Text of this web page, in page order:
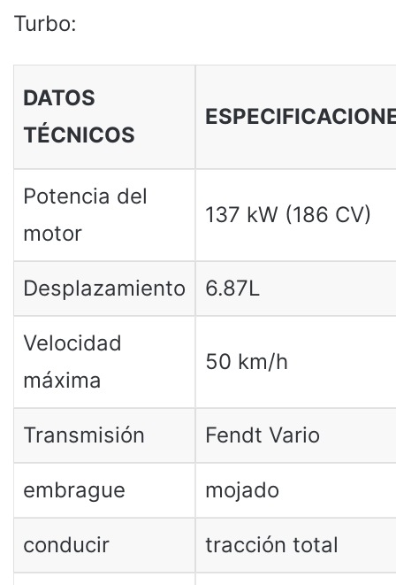
Turbo:
DATOS
TÉCNICOS
Potencia del
motor
137 kW (186 CV)
Desplazamiento 6.87L
Velocidad
máxima
50 km/h
Transmisión Fendt Vario
embrague mojado
conducir tracción total